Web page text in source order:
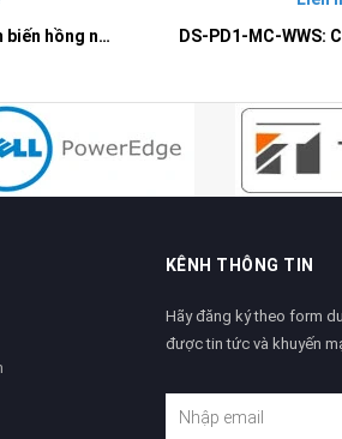
DS-PD2-P10P-W: Cảm biến hồng ngoại trong nhà không dây
KÊNH THÔNG TIN
Hãy đăng ký theo form
được tin tức và khuyến